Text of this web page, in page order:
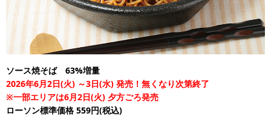
ソース焼そば 63%増量
2026年6月2日(火) ～3日(水) 発売！無くなり次第終了
※一部エリアは6月2日(火) 夕方ごろ発売
ローソン標準価格 559円(税込)